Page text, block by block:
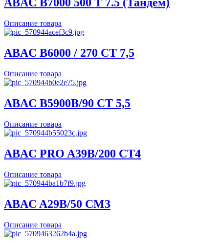
ABAC B7000 500 T 7.5 (Тандем)
Описание товара
ABAC B6000 / 270 CT 7,5
Описание товара
ABAC B5900B/90 CT 5,5
Описание товара
ABAC PRO A39B/200 CT4
Описание товара
ABAC A29B/50 CM3
Описание товара